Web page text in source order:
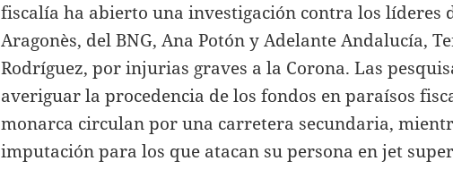
fiscalía ha abierto una investigación contra los líderes
Aragonès, del BNG, Ana Potón y Adelante Andalucía,
Rodríguez, por injurias graves a la Corona. Las
averiguar la procedencia de los fondos en paraísos
monarca circulan por una carretera secundaria,
imputación para los que atacan su persona en jet